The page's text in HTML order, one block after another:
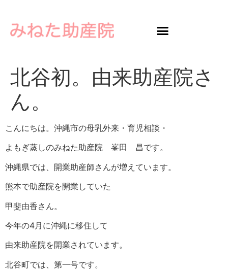
北谷初。由来助産院さ
ん。
こんにちは。沖縄市の母乳外来・育児相談・
よもぎ蒸しのみねた助産院 峯田 昌です。
沖縄県では、開業助産師さんが増えています。
熊本で助産院を開業していた
甲斐由香さん。
今年の4月に沖縄に移住して
由来助産院を開業されています。
北谷町では、第一号です。